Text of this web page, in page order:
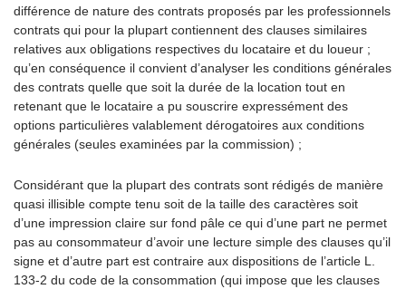
différence de nature des contrats proposés par les professionnels
contrats qui pour la plupart contiennent des clauses similaires
relatives aux obligations respectives du locataire et du loueur ;
qu’en conséquence il convient d’analyser les conditions générales
des contrats quelle que soit la durée de la location tout en
retenant que le locataire a pu souscrire expressément des
options particulières valablement dérogatoires aux conditions
générales (seules examinées par la commission) ;
Considérant que la plupart des contrats sont rédigés de manière
quasi illisible compte tenu soit de la taille des caractères soit
d’une impression claire sur fond pâle ce qui d’une part ne permet
pas au consommateur d’avoir une lecture simple des clauses qu’il
signe et d’autre part est contraire aux dispositions de l’article L.
133-2 du code de la consommation (qui impose que les clauses